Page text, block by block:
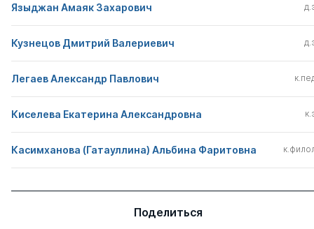
Языджан Амаяк Захарович
Кузнецов Дмитрий Валериевич
Легаев Александр Павлович
Киселева Екатерина Александровна
Касимханова (Гатауллина) Альбина Фаритовна
Поделиться